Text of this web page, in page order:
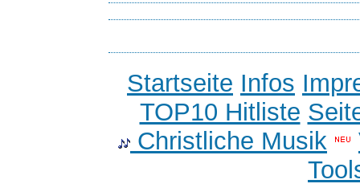
Startseite Infos
TOP10 Hitliste
Christliche Musik